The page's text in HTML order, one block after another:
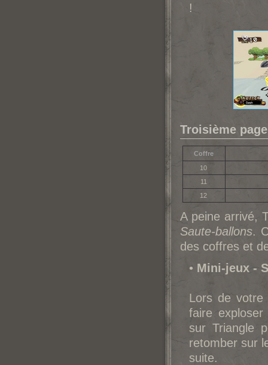
!
Troisième
Coffre
10
11
12
A peine arrivé,
Saute-ballons.
des coffres et
• Mini-jeux -
Lors de votre
faire
sur Triangle
retomber sur
suite.